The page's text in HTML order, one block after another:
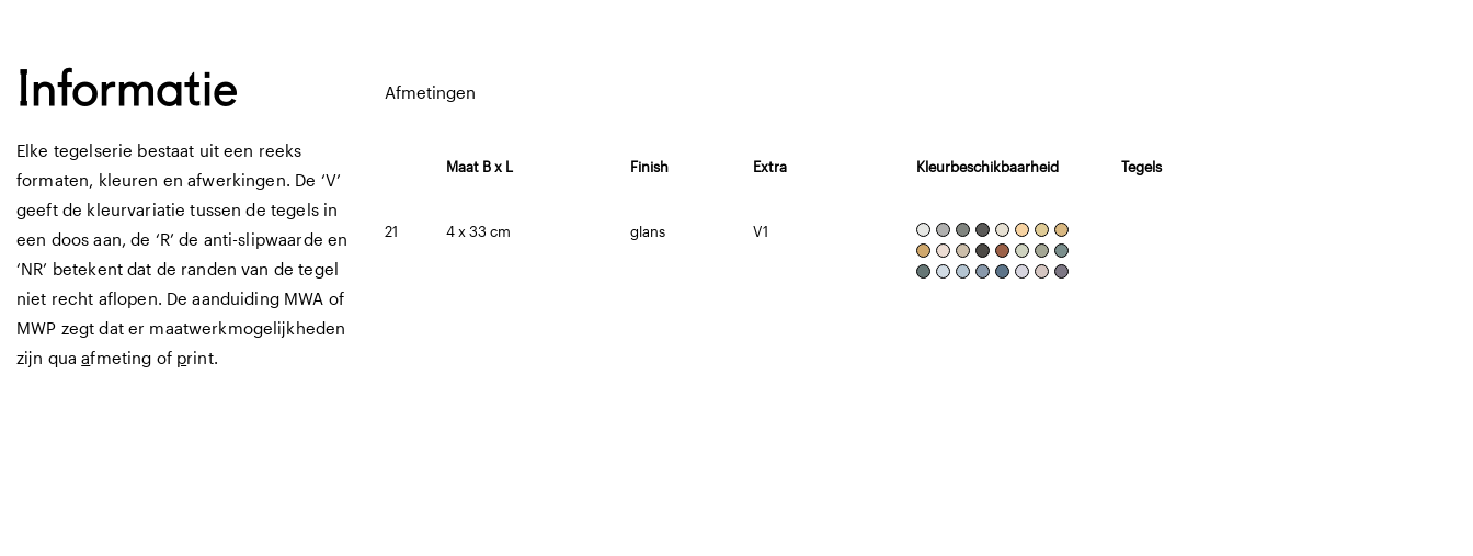
Informatie
Elke tegelserie bestaat uit een reeks
formaten, kleuren en afwerkingen. De ‘V’
geeft de kleurvariatie tussen de tegels in
een doos aan, de ‘R’ de anti-slipwaarde en
‘NR’ betekent dat de randen van de tegel
niet recht aflopen. De aanduiding MWA of
MWP zegt dat er maatwerkmogelijkheden
zijn quaafmeting of print.
Afmetingen
Maat B x L Finish Extra Kleurbeschikbaarheid
21 4 x 33 cm glans V1
Tegels